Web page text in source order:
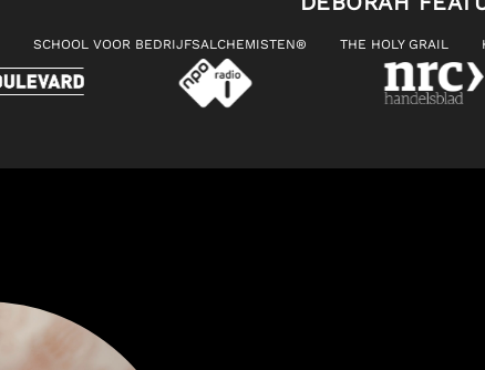
SCHOOL VOOR BEDRIJFSALCHEMISTEN® THE HOLY GRAIL